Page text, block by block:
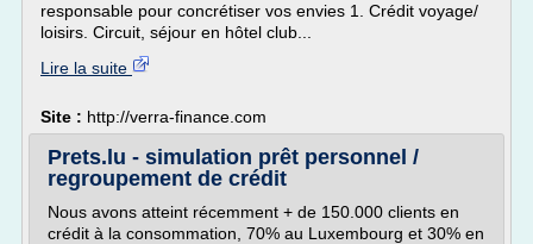
responsable pour concrétiser vos envies 1. Crédit voyage/
loisirs. Circuit, séjour en hôtel club...
Lire la suite
Site : http://verra-finance.com
Prets.lu - simulation prêt personnel /
regroupement de crédit
Nous avons atteint récemment + de 150.000 clients en
crédit à la consommation, 70% au Luxembourg et 30% en